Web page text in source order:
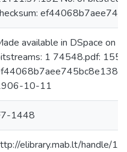
available in DSpace on
1 74548.pdf:
10-11
1448
elibrary.mab.lt/handle/1/